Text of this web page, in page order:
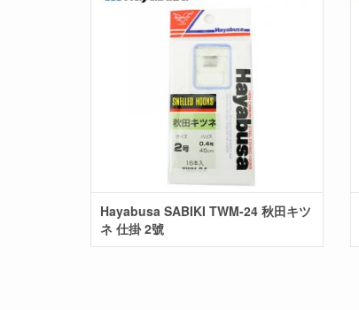
Hayabusa SABIKI TWM-24 秋田キツ
ネ 仕掛 2號